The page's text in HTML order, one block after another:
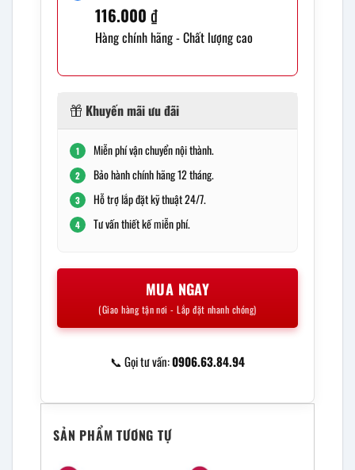
116.000 ₫
Hàng chính hãng - Chất lượng cao
Khuyến mãi ưu đãi
1 Miễn phí vận chuyển nội thành.
2 Bảo hành chính hãng 12 tháng.
3 Hỗ trợ lắp đặt kỹ thuật 24/7.
4 Tư vấn thiết kế miễn phí.
MUA NGAY
(Giao hàng tận nơi - Lắp đặt nhanh chóng)
📞 Gọi tư vấn:0906.63.84.94
SẢN PHẨM TƯƠNG TỰ